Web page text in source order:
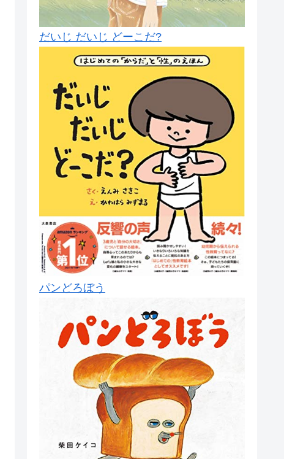
だいじ だいじ どーこだ?
パンどろぼう